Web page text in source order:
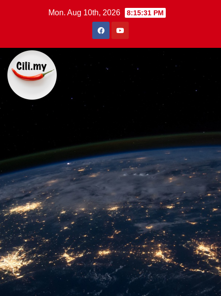
Mon. Aug 10th, 2026 8:15:32 PM